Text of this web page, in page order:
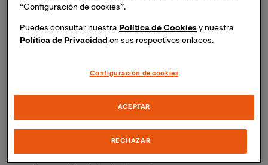
Las computadoras cuentan en grupos de dos. Es un
hecho de la electrónica que la forma más fácil de
almacenar y manipular la información es por los
apagada. Se trata de un grupo de dos, es binario, por lo
decenas tanto tiempo que hemos llegado a pensar que
es el mejor sistema de numeración. Sin embargo no lo
es. Lo que es más natural es en base dos. Base dos es
“Configuración de cookies”.
Puedes consultar nuestra Política de Cookies y nuestra
Política de Privacidad en sus respectivos enlaces.
Configuración de cookies
RECHAZAR
ACEPTAR